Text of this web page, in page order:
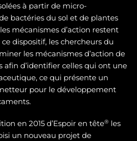
à partir de micro-
bactéries du sol et de plantes
mécanismes d’action restent
ce dispositif, les chercheurs du
les mécanismes d’action de
afin d’identifier celles qui ont une
ce qui présente un
pour le développement
en 2015 d’Espoir en tête® les
un nouveau projet de